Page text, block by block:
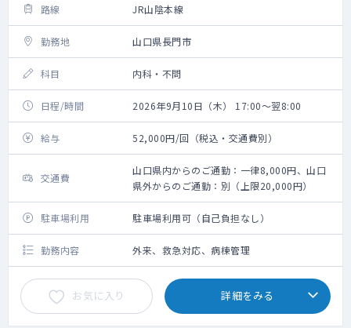
路線 JR山陰本線
勤務地 山口県長門市
科目 内科・不問
日程/時間 2026年9月10日（木） 17:00～翌8:00
給与 52,000円/回（税込・交通費別）
交通費
山口県内からのご通勤：一律8,000円、山口
県外からのご通勤：別（上限20,000円）
駐車場利用 駐車場利用可（自己負担なし）
勤務内容 外来、救急対応、病棟管理
お気に入り 詳細をみる